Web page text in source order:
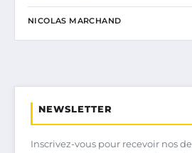
NICOLAS MARCHAND
NEWSLETTER
Inscrivez-vous pour recevoir nos